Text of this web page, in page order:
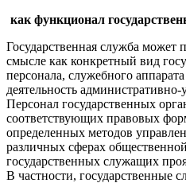
как функционал
Государственная служба
смысле как конкретный вид
персонала, служебного
дея­тельность
Персонал государственных
соответствующих право­вых
определенных методов
различных сферах
государственных служащих
В частности, государственные